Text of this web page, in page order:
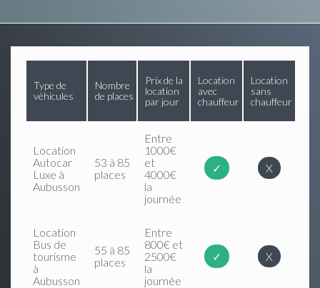
Type de
véhicules
Nombre
de places
Prix de la
location
par jour
Location
avec
chauffeur
Location
sans
chauffeur
Location
Autocar
Luxe à
Aubusson
53 à 85
places
Entre
1000€
et
4000€
la
journée
✓ X
Location
Bus de
tourisme
à
Aubusson
55 à 85
places
Entre
800€ et
2500€
la
journée
✓ X